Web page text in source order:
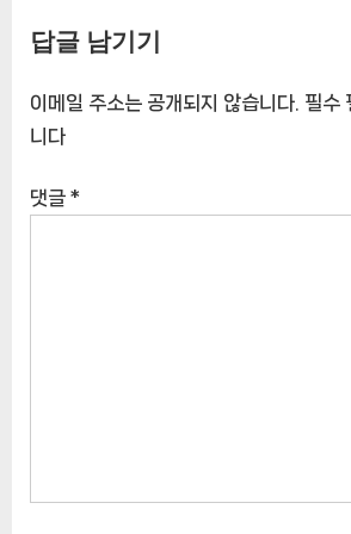
품]
답글 남기기
이메일 주소는 공개되지 않습니다. 필수
니다
댓글 *